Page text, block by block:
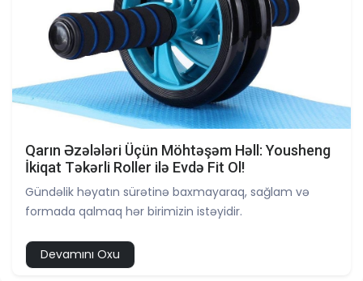
Qarın Əzələləri Üçün Möhtəşəm Həll: Yousheng
İkiqat Təkərli Roller ilə Evdə Fit Ol!
Gündəlik həyatın sürətinə baxmayaraq, sağlam və
formada qalmaq hər birimizin istəyidir.
Devamını Oxu